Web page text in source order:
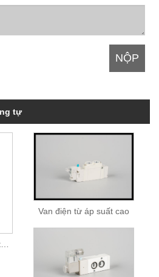
tự
Van điện từ công suất thấp 5/2 hoặc 5/3 chiều
Van điện từ áp suất cao